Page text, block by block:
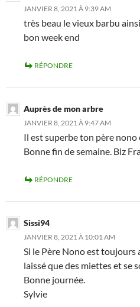
JANVIER 8, 2021 À 9:39 AM
très beau le vieux barbu
bon week end
RÉPONDRE
Auprès de mon arbre
JANVIER 8, 2021 À 9:47 AM
Il est superbe ton père
Bonne fin de semaine. Biz
RÉPONDRE
Sissi94
JANVIER 8, 2021 À 10:01 AM
Si le Père Nono est toujours
laissé que des miettes et se
Bonne journée.
Sylvie